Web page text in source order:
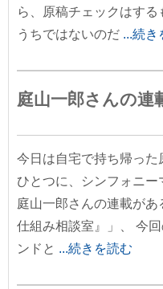
ら、原稿チェックはす
うちではないのだ ...続き
庭山一郎さんの連
今日は自宅で持ち帰っ
ひとつに、シンフォニ
庭山一郎さんの連載が
仕組み相談室』」、 今
ンドと ...続きを読む